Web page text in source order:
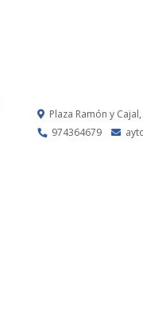
Plaza Ramón y
974364679